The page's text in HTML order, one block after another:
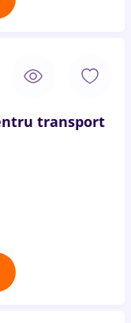
transport